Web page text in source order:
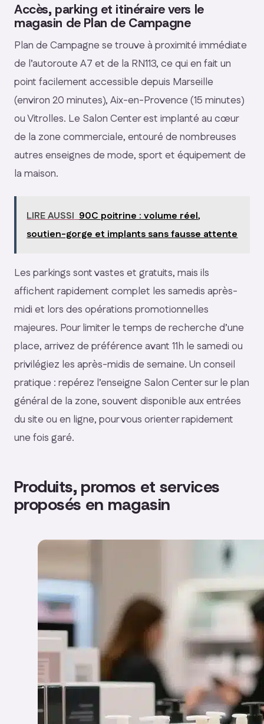
Accès, parking et itinéraire vers le
magasin de Plan de Campagne
Plan de Campagne se trouve à proximité immédiate
de l’autoroute A7 et de la RN113, ce qui en fait un
point facilement accessible depuis Marseille
(environ 20 minutes), Aix-en-Provence (15 minutes)
ou Vitrolles. Le Salon Center est implanté au cœur
de la zone commerciale, entouré de nombreuses
autres enseignes de mode, sport et équipement de
la maison.
LIRE AUSSI 90C poitrine : volume réel,
soutien-gorge et implants sans fausse attente
Les parkings sont vastes et gratuits, mais ils
affichent rapidement complet les samedis après-
midi et lors des opérations promotionnelles
majeures. Pour limiter le temps de recherche d’une
place, arrivez de préférence avant 11h le samedi ou
privilégiez les après-midis de semaine. Un conseil
pratique : repérez l’enseigne Salon Center sur le plan
général de la zone, souvent disponible aux entrées
du site ou en ligne, pour vous orienter rapidement
une fois garé.
Produits, promos et services
proposés en magasin